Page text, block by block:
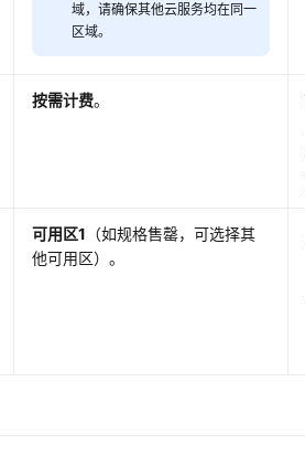
域，请确保其他云服务均在同一
区域。
按需计费。
可用区1 （如规格售罄，可选择其
他可用区）。